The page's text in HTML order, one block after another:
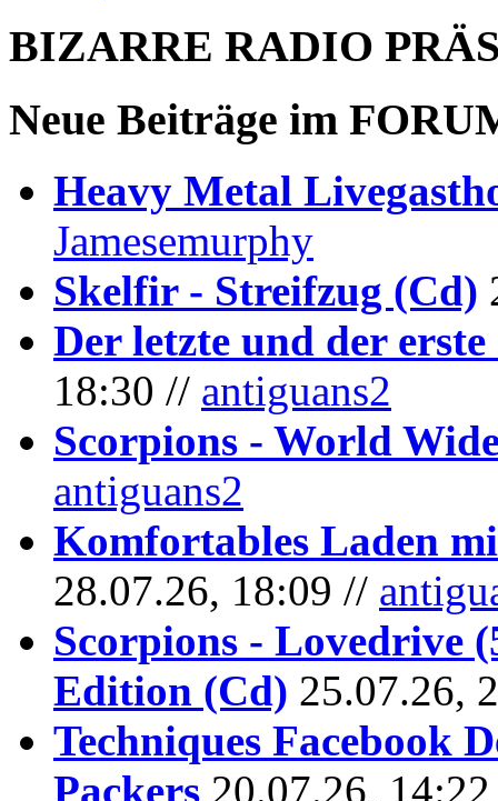
BIZARRE RADIO
Neue Beiträge im
Heavy Metal
Jamesemurphy
Skelfir - Streifzug (Cd)
Der letzte und der erste
18:30 // antiguans2
Scorpions - World
antiguans2
Komfortables Laden
28.07.26, 18:09 //
Scorpions - Lovedrive
Edition (Cd) 25.07.26,
Techniques Facebook
Packers 20.07.26,